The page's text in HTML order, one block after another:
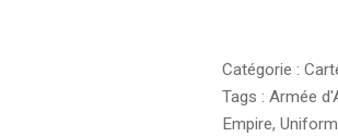
Catégorie :
Tags : Armée
Empire,